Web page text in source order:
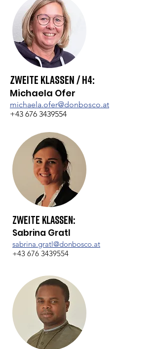
Zweite Klassen / H4:
Michaela Ofer
michaela.ofer@donbosco.at
+43 676 3439554
Zweite Klassen:
Sabrina Gratl
sabrina.gratl@donbosco.at
+43 676 3439554